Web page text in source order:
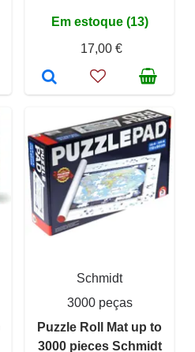
Em estoque (13)
17,00 €
Schmidt
3000 peças
Puzzle Roll Mat up to
3000 pieces Schmidt